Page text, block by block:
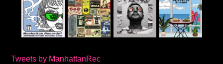
Tweets by ManhattanRec